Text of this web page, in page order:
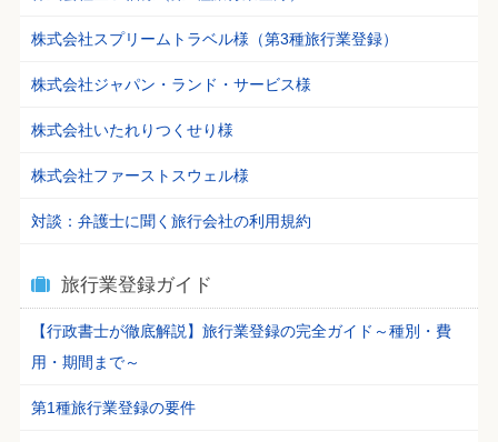
株式会社スプリームトラベル様（第3種旅行業登録）
株式会社ジャパン・ランド・サービス様
株式会社いたれりつくせり様
株式会社ファーストスウェル様
対談：弁護士に聞く旅行会社の利用規約
旅行業登録ガイド
【行政書士が徹底解説】旅行業登録の完全ガイド～種別・費
用・期間まで～
第1種旅行業登録の要件